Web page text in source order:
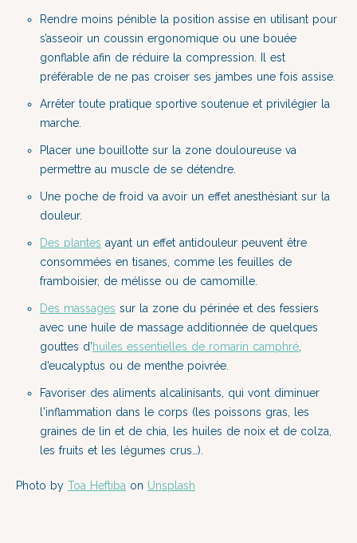
Rendre moins pénible la position assise en utilisant pour
s’asseoir un coussin ergonomique ou une bouée
gonflable afin de réduire la compression. Il est
préférable de ne pas croiser ses jambes une fois assise.
Arrêter toute pratique sportive soutenue et privilégier la
marche.
Placer une bouillotte sur la zone douloureuse va
permettre au muscle de se détendre.
Une poche de froid va avoir un effet anesthésiant sur la
douleur.
Des plantes ayant un effet antidouleur peuvent être
consommées en tisanes, comme les feuilles de
framboisier, de mélisse ou de camomille.
Des massages sur la zone du périnée et des fessiers
avec une huile de massage additionnée de quelques
gouttes d’huiles essentielles de romarin camphré,
d’eucalyptus ou de menthe poivrée.
Favoriser des aliments alcalinisants, qui vont diminuer
l'inflammation dans le corps (les poissons gras, les
graines de lin et de chia, les huiles de noix et de colza,
les fruits et les légumes crus…).
Photo by Toa Heftiba on Unsplash